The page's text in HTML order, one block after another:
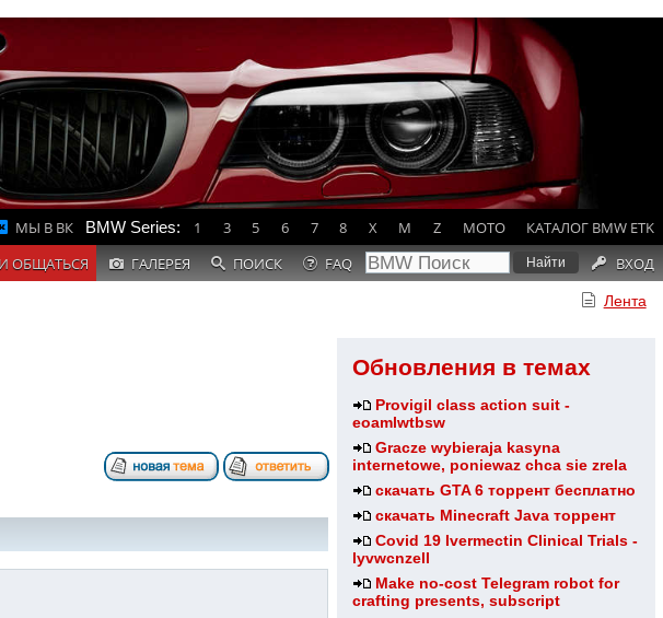
МЫ В ВК BMW Series: 1 3 5 6 7 8 X M Z MOTO
КАТАЛОГ BMW ETK
ОБЩАТЬСЯ
ГАЛЕРЕЯ ПОИСК FAQ ВХОД
Лента
Обновления в темах
Provigil class action suit -
eoamlwtbsw
Gracze wybieraja kasyna
internetowe, poniewaz chca sie zrela
скачать GTA 6 торрент бесплатно
скачать Minecraft Java торрент
Covid 19 Ivermectin Clinical Trials -
lyvwcnzell
Make no-cost Telegram robot for
crafting presents, subscript